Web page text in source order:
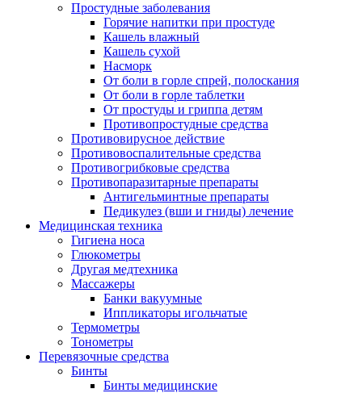
Простудные заболевания
Горячие напитки при простуде
Кашель влажный
Кашель сухой
Насморк
От боли в горле спрей, полоскания
От боли в горле таблетки
От простуды и гриппа детям
Противопростудные средства
Противовирусное действие
Противовоспалительные средства
Противогрибковые средства
Противопаразитарные препараты
Антигельминтные препараты
Педикулез (вши и гниды) лечение
Медицинская техника
Гигиена носа
Глюкометры
Другая медтехника
Массажеры
Банки вакуумные
Иппликаторы игольчатые
Термометры
Тонометры
Перевязочные средства
Бинты
Бинты медицинские